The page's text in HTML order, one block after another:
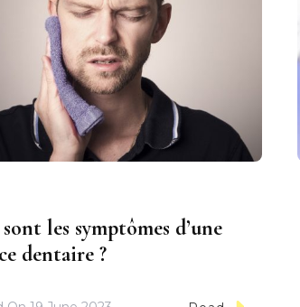
les symptômes d’une
dentaire ?